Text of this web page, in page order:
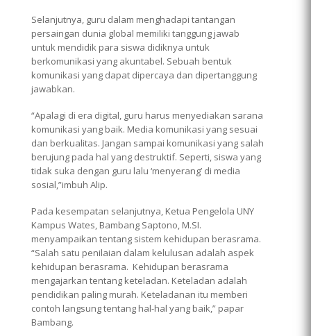
Selanjutnya, guru dalam menghadapi tantangan
persaingan dunia global memiliki tanggung jawab
untuk mendidik para siswa didiknya untuk
berkomunikasi yang akuntabel. Sebuah bentuk
komunikasi yang dapat dipercaya dan dipertanggung
jawabkan.
“Apalagi di era digital, guru harus menyediakan sarana
komunikasi yang baik. Media komunikasi yang sesuai
dan berkualitas. Jangan sampai komunikasi yang salah
berujung pada hal yang destruktif. Seperti, siswa yang
tidak suka dengan guru lalu ‘menyerang’ di media
sosial,”imbuh Alip.
Pada kesempatan selanjutnya, Ketua Pengelola UNY
Kampus Wates, Bambang Saptono, M.SI.
menyampaikan tentang sistem kehidupan berasrama.
“Salah satu penilaian dalam kelulusan adalah aspek
kehidupan berasrama. Kehidupan berasrama
mengajarkan tentang keteladan. Keteladan adalah
pendidikan paling murah. Keteladanan itu memberi
contoh langsung tentang hal-hal yang baik,” papar
Bambang.